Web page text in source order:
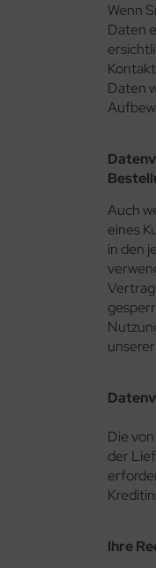
Wenn
Daten
Daten
Auch
eines
in den
Die
der
Ihre